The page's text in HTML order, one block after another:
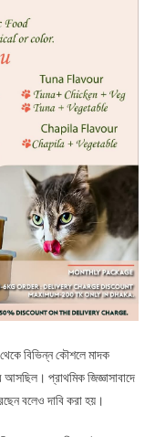
থেকে বিভিন্ন কৌশলে মাদক
আসছিল। প্রাথমিক জিজ্ঞাসাবাদে
বলেও দাবি করা হয়।